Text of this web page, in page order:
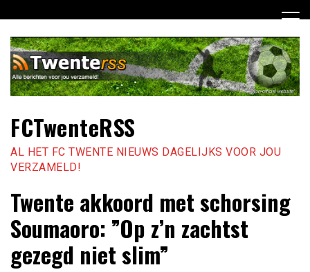
naar
inhoud
FCTwenteRSS
AL HET FC TWENTE NIEUWS DAGELIJKS VOOR JOU
VERZAMELD!
Twente akkoord met schorsing
Soumaoro: ”Op z’n zachtst
gezegd niet slim”